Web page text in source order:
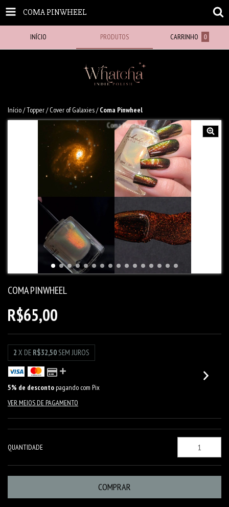
COMA PINWHEEL
INÍCIO PRODUTOS CARRINHO 0
Início/Topper/ Cover of Galaxies/ Coma Pinwheel
COMA PINWHEEL
R$65,00
2 X DE R$32,50 SEM JUROS
5% de descontopagando com Pix
VER MEIOS DE PAGAMENTO
QUANTIDADE